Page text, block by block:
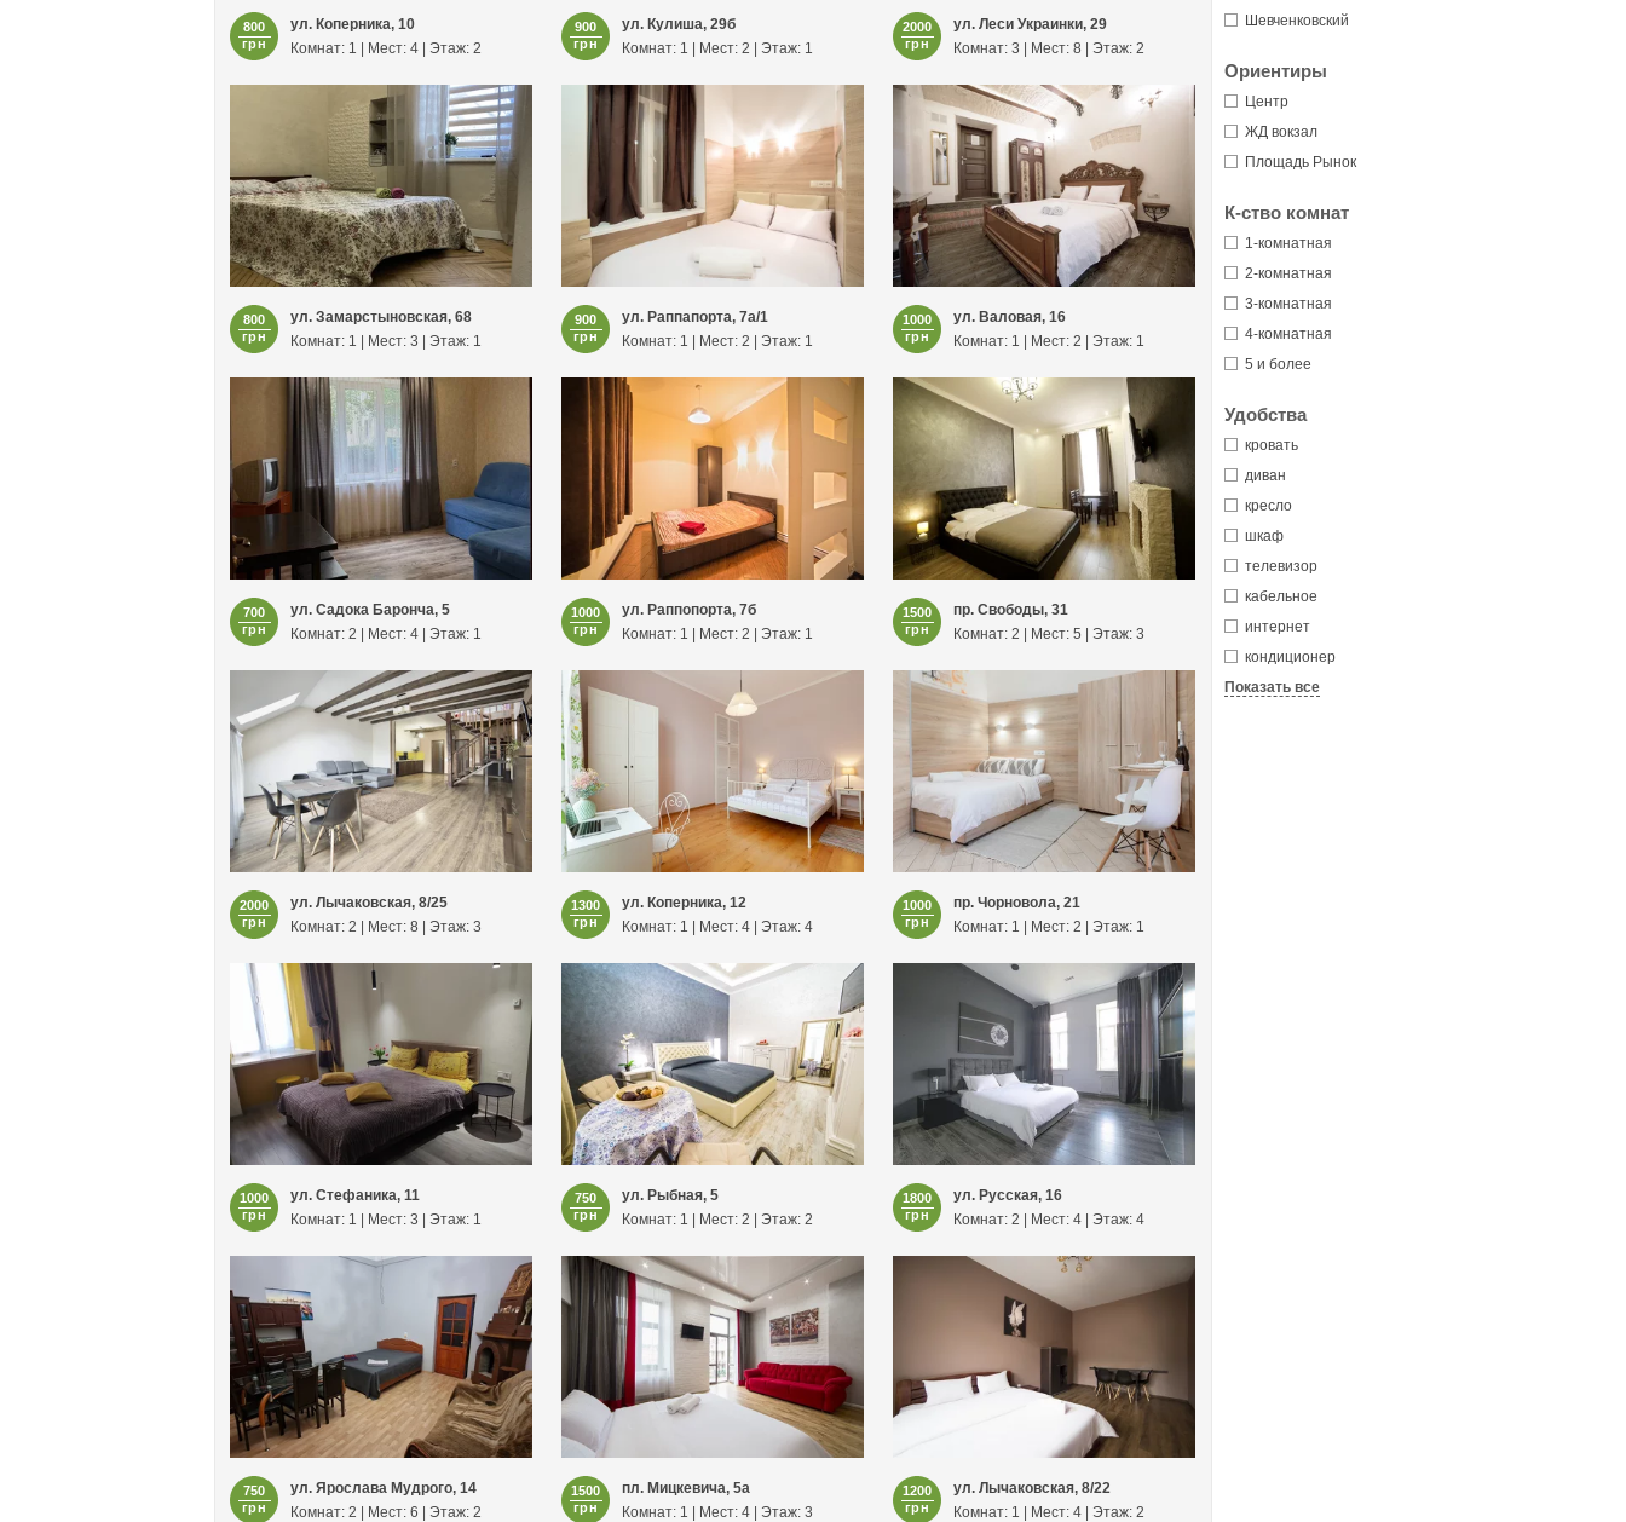
Шевченковский
Ориентиры
Центр
ЖД вокзал
Площадь Рынок
К-ство комнат
1-комнатная
2-комнатная
3-комнатная
4-комнатная
5 и более
Удобства
кровать
диван
кресло
шкаф
телевизор
кабельное
интернет
кондиционер
Показать все
800
грн
ул. Коперника, 10
Комнат: 1 | Мест: 4 | Этаж: 2
900
грн
ул. Кулиша, 29б
Комнат: 1 | Мест: 2 | Этаж: 1
2000
грн
ул. Леси Украинки, 29
Комнат: 3 | Мест: 8 | Этаж: 2
800
грн
ул. Замарстыновская, 68
Комнат: 1 | Мест: 3 | Этаж: 1
900
грн
ул. Раппапорта, 7а/1
Комнат: 1 | Мест: 2 | Этаж: 1
1000
грн
ул. Валовая, 16
Комнат: 1 | Мест: 2 | Этаж: 1
700
грн
ул. Садока Баронча, 5
Комнат: 2 | Мест: 4 | Этаж: 1
1000
грн
ул. Раппопорта, 7б
Комнат: 1 | Мест: 2 | Этаж: 1
1500
грн
пр. Свободы, 31
Комнат: 2 | Мест: 5 | Этаж: 3
2000
грн
ул. Лычаковская, 8/25
Комнат: 2 | Мест: 8 | Этаж: 3
1300
грн
ул. Коперника, 12
Комнат: 1 | Мест: 4 | Этаж: 4
1000
грн
пр. Чорновола, 21
Комнат: 1 | Мест: 2 | Этаж: 1
1000
грн
ул. Стефаника, 11
Комнат: 1 | Мест: 3 | Этаж: 1
750
грн
ул. Рыбная, 5
Комнат: 1 | Мест: 2 | Этаж: 2
1800
грн
ул. Русская, 16
Комнат: 2 | Мест: 4 | Этаж: 4
750
грн
ул. Ярослава Мудрого, 14
Комнат: 2 | Мест: 6 | Этаж: 2
1500
грн
пл. Мицкевича, 5а
Комнат: 1 | Мест: 4 | Этаж: 3
1200
грн
ул. Лычаковская, 8/22
Комнат: 1 | Мест: 4 | Этаж: 2